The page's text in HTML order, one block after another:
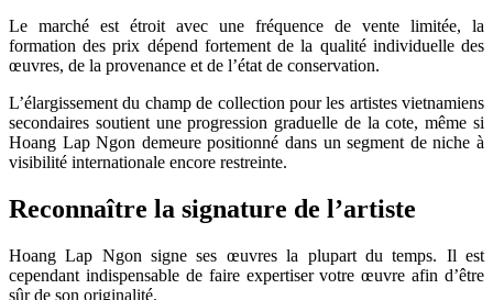
Le marché est étroit avec une fréquence de vente limitée, la
formation des prix dépend fortement de la qualité individuelle des
œuvres, de la provenance et de l’état de conservation.
L’élargissement du champ de collection pour les artistes vietnamiens
secondaires soutient une progression graduelle de la cote, même si
Hoang Lap Ngon demeure positionné dans un segment de niche à
visibilité internationale encore restreinte.
Reconnaître la signature de l’artiste
Hoang Lap Ngon signe ses œuvres la plupart du temps. Il est
cependant indispensable de faire expertiser votre œuvre afin d’être
sûr de son originalité.